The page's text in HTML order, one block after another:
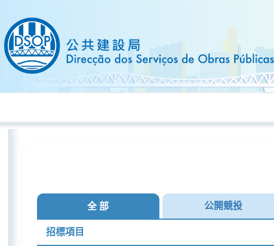
全 部 公開競投
招標項目